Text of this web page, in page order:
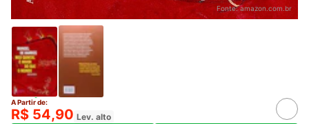
Fonte:amazon.com.br
A Partir de:
R$ 54,90 Lev. alto